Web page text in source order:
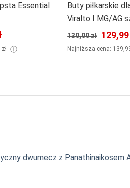
Essential
ⓘ
Buty piłkarskie
Viralto I MG/AG
139,99 zł 129,99
Najniższa cena:
dwumecz z Panathinaikosem